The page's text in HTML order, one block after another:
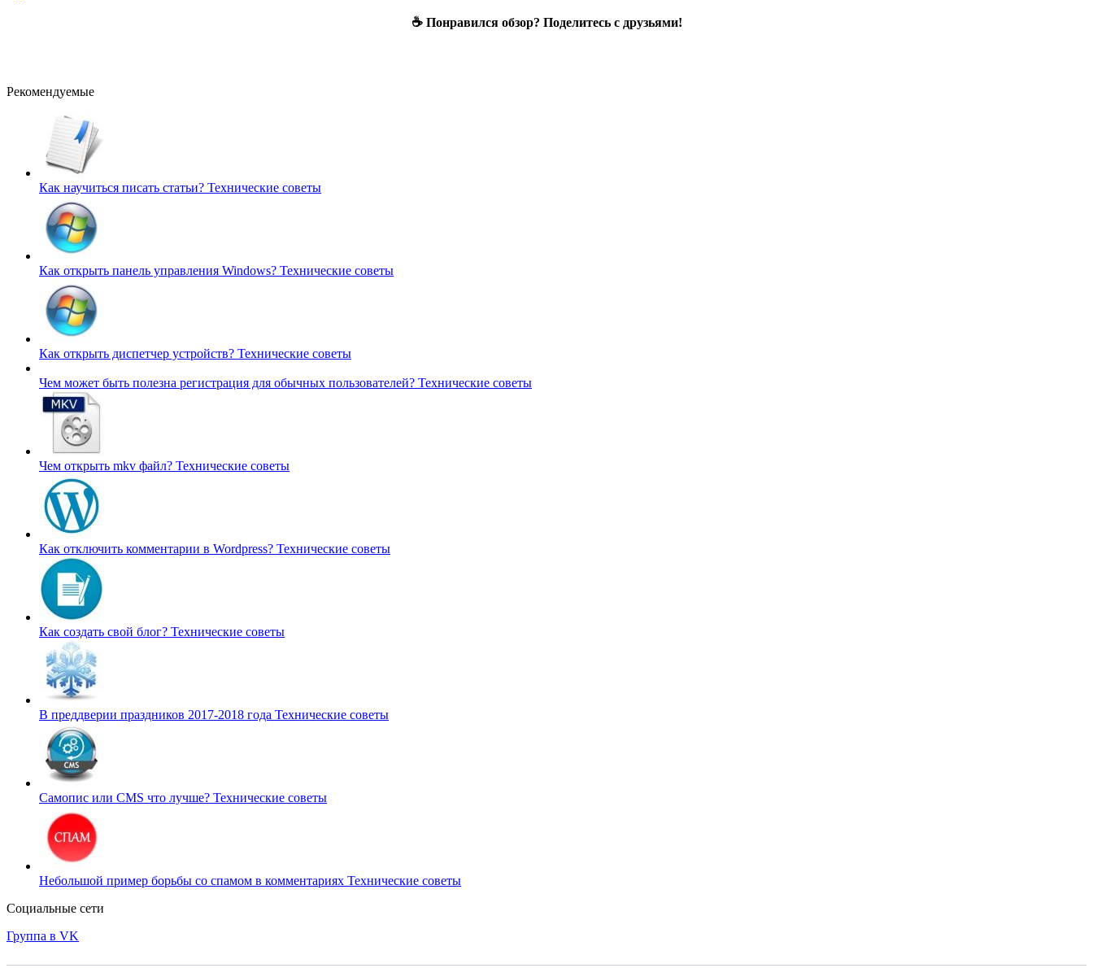
☕ Понравился обзор? Поделитесь с друзьями!
Рекомендуемые
Как научиться писать статьи? Технические советы
Как открыть панель управления Windows? Технические советы
Как открыть диспетчер устройств? Технические советы
Чем может быть полезна регистрация для обычных пользователей? Технические советы
Чем открыть mkv файл? Технические советы
Как отключить комментарии в Wordpress? Технические советы
Как создать свой блог? Технические советы
В преддверии праздников 2017-2018 года Технические советы
Самопис или CMS что лучше? Технические советы
Небольшой пример борьбы со спамом в комментариях Технические советы
Социальные сети
Группа в VK